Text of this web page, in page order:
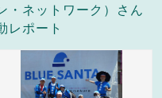
・ネットワーク）さん
レポート